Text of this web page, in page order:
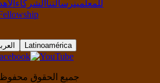
للمعلمينرسالتنا الشركاء
Latinoamérica
جميع الحقوق